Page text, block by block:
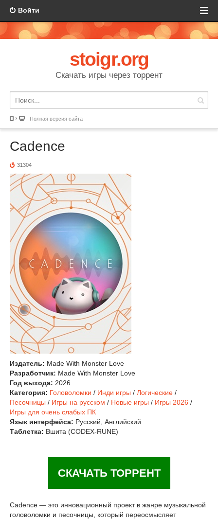
Войти
stoigr.org
Скачать игры через торрент
Полная версия сайта
Cadence
31304
Издатель: Made With Monster Love
Разработчик: Made With Monster Love
Год выхода: 2026
Категория: Головоломки / Инди игры / Логические /
Песочницы / Игры на русском / Новые игры / Игры 2026 /
Игры для очень слабых ПК
Язык интерфейса: Русский, Английский
Таблетка: Вшита (CODEX-RUNE)
СКАЧАТЬ ТОРРЕНТ
Cadence — это инновационный проект в жанре музыкальной
головоломки и песочницы, который переосмысляет